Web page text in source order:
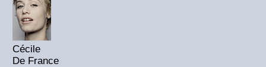
Cécile
De France